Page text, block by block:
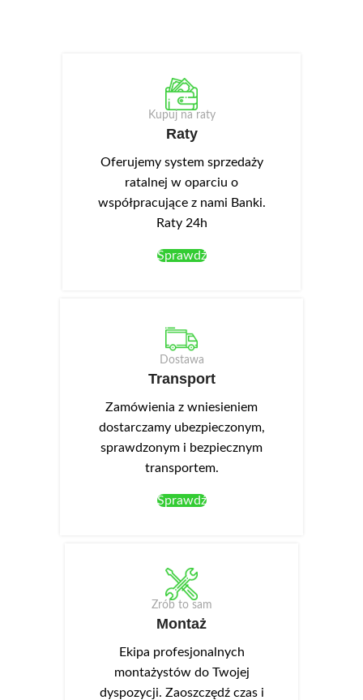
Kupuj na raty
Raty
Oferujemy system sprzedaży
ratalnej w oparciu o
współpracujące z nami Banki.
Raty 24h
Sprawdź
Dostawa
Transport
Zamówienia z wniesieniem
dostarczamy ubezpieczonym,
sprawdzonym i bezpiecznym
transportem.
Sprawdź
Zrób to sam
Montaż
Ekipa profesjonalnych
montażystów do Twojej
dyspozycji. Zaoszczędź czas i